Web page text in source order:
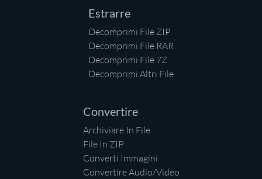
Estrarre
Decomprimi File ZIP
Decomprimi File RAR
Decomprimi File 7Z
Decomprimi Altri File
Convertire
Archiviare In File
File In ZIP
Converti Immagini
Convertire Audio/Video